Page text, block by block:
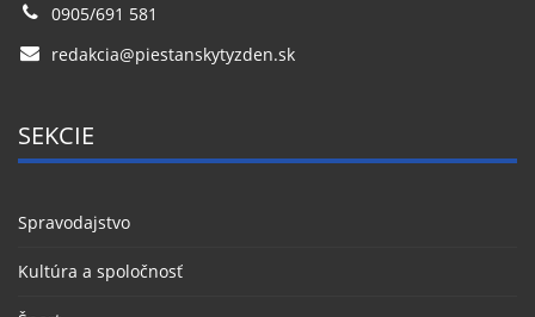
0905/691 581
redakcia@piestanskytyzden.sk
SEKCIE
Spravodajstvo
Kultúra a spoločnosť